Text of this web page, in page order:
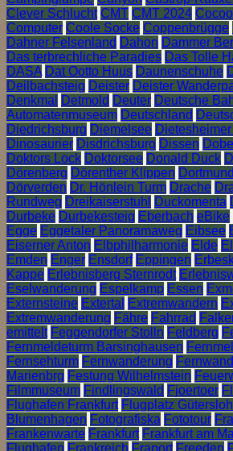
Clever Schlucht CMT CMT 2024
Computer Coole Socke Coppenbrügge
Dahner Felsenland Dahon Dammer
Das terbrechliche Paradies Das Tolle
DASA Dat Ootto Huus Daunenschuhe
Deilbachsteig Deister Deister
Denkmal
Detmold Deuter Deutsche
Automatenmuseum Deutschland
Diedrichsburg Diemelsee
Dinosaurier Disdrichsburg Dissen
Doktors Lock Doktorsee Donald Duck
Dörenberg Dörenther Klippen Dortmund
Dörverden Dr. Hönlein Turm Drache
Rundweg Dreikaiserstuhl Duckomenta
Durbeke Durbekesteig Eberbach eBike
Egge Eggetaler Panoramaweg Eibsee
Eiserner Anton Elbphilharmonie Elde
Emden Enger Ensdorf Eppingen
Kappe Erlebnisberg Sternrodt
Eselwanderung Espelkamp Essen
Externsteine Extertal Extremwandern
Extremwanderung Fähre Fahrrad
emittelt Feggendorfer Stolln Feldberg
Fernmeldeturm Barsinghausen
Fernsehturm Fernwanderung
Marienbrg Festung Wilhelmstein
Filmmuseum Findlingswald Fjoertoer
Flughafen Frankfurt Flugplatz Gütersloh
Blumenhagen Fotografiska Fototour
Frankenwarte Frankfurt Frankfurt am
Flughafen Frankreich Fraport Freeden